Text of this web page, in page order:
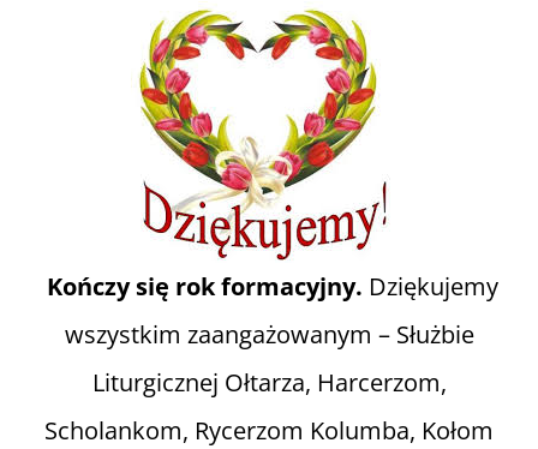
Informacje i media katolickie
Nasza parafia i lokalne wspólnoty
Zamówienia Publiczne
Polski Ład
Kontakt
Kończy się rok formacyjny. Dziękujemy
wszystkim zaangażowanym – Służbie
Liturgicznej Ołtarza, Harcerzom,
Scholankom, Rycerzom Kolumba, Kołom